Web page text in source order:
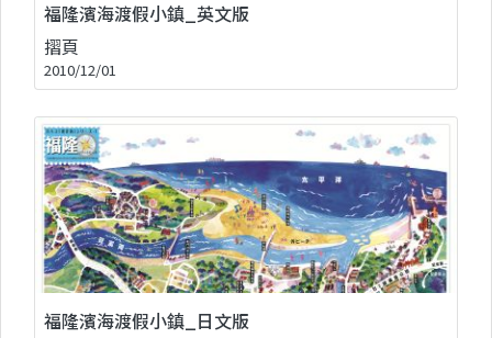
福隆濱海渡假小鎮_英文版
摺頁
2010/12/01
福隆濱海渡假小鎮_日文版